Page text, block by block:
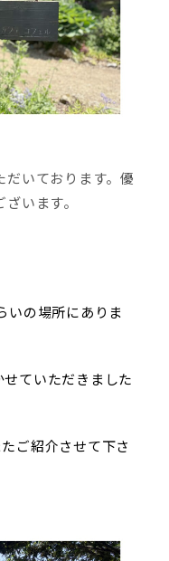
いております。優
います。
いの場所にありま
せていただきました
ご紹介させて下さ